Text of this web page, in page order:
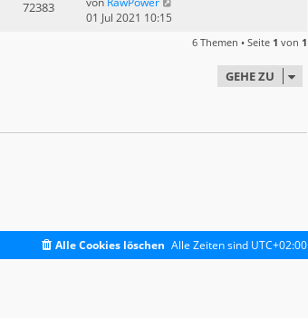
72383
01 Jul 2021 10:15
6 Themen • Seite 1 von 1
GEHE ZU
Alle Zeiten sind UTC+02:00
Alle Cookies löschen